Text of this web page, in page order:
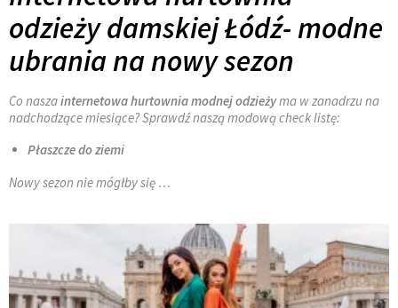
odzieży damskiej Łódź- modne
ubrania na nowy sezon
Co naszainternetowa hurtownia modnej odzieżyma w zanadrzu na
nadchodzące miesiące? Sprawdź naszą modową check listę:
Płaszcze do ziemi
Nowy sezon nie mógłby się …